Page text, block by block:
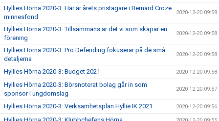
Hyllies Hörna 2020-3: Här är årets pristagare i Bernard Croze
minnesfond
2020-12-20 09:58
Hyllies Hörna 2020-3: Tillsammans är det vi som skapar en
förening
2020-12-20 09:58
Hyllies Hörna 2020-3: Pro Defending fokuserar på de små
detaljerna
2020-12-20 09:58
Hyllies Hörna 2020-3: Budget 2021 2020-12-20 09:58
Hyllies Hörna 2020-3: Börsnoterat bolag går in som
sponsor i ungdomslag
2020-12-20 09:57
Hyllies Hörna 2020-3: Verksamhetsplan Hyllie IK 2021 2020-12-20 09:56